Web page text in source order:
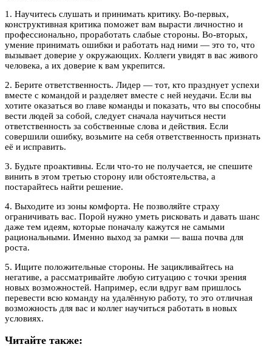
1. Научитесь слушать и принимать критику. Во-первых,
конструктивная критика поможет вам вырасти личностно и
профессионально, проработать слабые стороны. Во-вторых,
умение принимать ошибки и работать над ними — это то, что
вызывает доверие у окружающих. Коллеги увидят в вас живого
человека, а их доверие к вам укрепится.
2. Берите ответственность. Лидер — тот, кто празднует успехи
вместе с командой и разделяет вместе с ней неудачи. Если вы
хотите оказаться во главе команды и показать, что вы способны
вести людей за собой, следует сначала научиться нести
ответственность за собственные слова и действия. Если
совершили ошибку, возьмите на себя ответственность признать
её и исправить.
3. Будьте проактивны. Если что-то не получается, не спешите
винить в этом третью сторону или обстоятельства, а
постарайтесь найти решение.
4. Выходите из зоны комфорта. Не позволяйте страху
ограничивать вас. Порой нужно уметь рисковать и давать шанс
даже тем идеям, которые поначалу кажутся не самыми
рациональными. Именно выход за рамки — ваша почва для
роста.
5. Ищите положительные стороны. Не зацикливайтесь на
негативе, а рассматривайте любую ситуацию с точки зрения
новых возможностей. Например, если вдруг вам пришлось
перевести всю команду на удалённую работу, то это отличная
возможность для вас и коллег научиться работать в новых
условиях.
Читайте также: